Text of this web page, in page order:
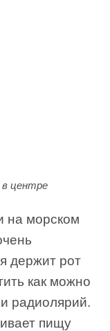
в центре
на морском
держит рот
как можно
радиолярий.
пищу